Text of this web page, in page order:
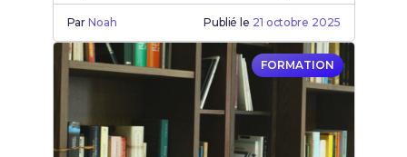
mieux t'orienter dans ton choix d'études.
ParNoah Publié le 21 octobre 2025
FORMATION